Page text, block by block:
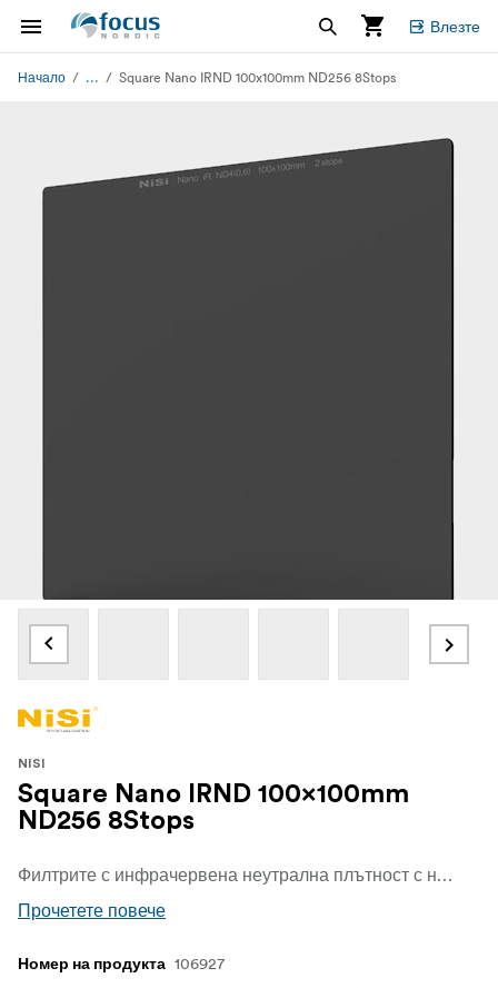
Влезте
Начало ... Square Nano IRND 100x100mm ND256 8Stops
NISI
Square Nano IRND 100x100mm
ND256 8Stops
Филтрите с инфрачервена неутрална плътност с нанопокритие NiSi са изработени от оптично стъкло с висока разделителна способност и се отличават с двустранна технология за нанопокритие. Те позволяват по-дълго време на експозиция, за да предоставят безкрайни творчески възможности. IR технологията позволява заснемането на истински и живи цветове.
Прочетете повече
Номер на продукта 106927